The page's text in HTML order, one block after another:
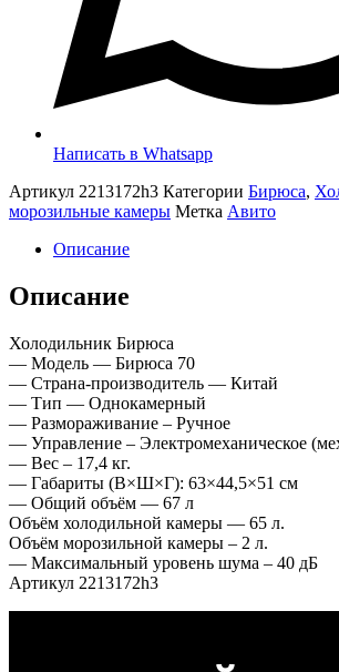
Написать в Whatsapp
Артикул 2213172h3 Категории Бирюса,
морозильные камеры Метка Авито
Описание
Описание
Холодильник Бирюса
— Модель — Бирюса 70
— Страна-производитель — Китай
— Тип — Однокамерный
— Размораживание – Ручное
— Управление – Электромеханическое
— Вес – 17,4 кг.
— Габариты (В×Ш×Г): 63×44,5×51 см
— Общий объём — 67 л
Объём холодильной камеры — 65 л.
Объём морозильной камеры – 2 л.
— Максимальный уровень шума – 40 дБ
Артикул 2213172h3